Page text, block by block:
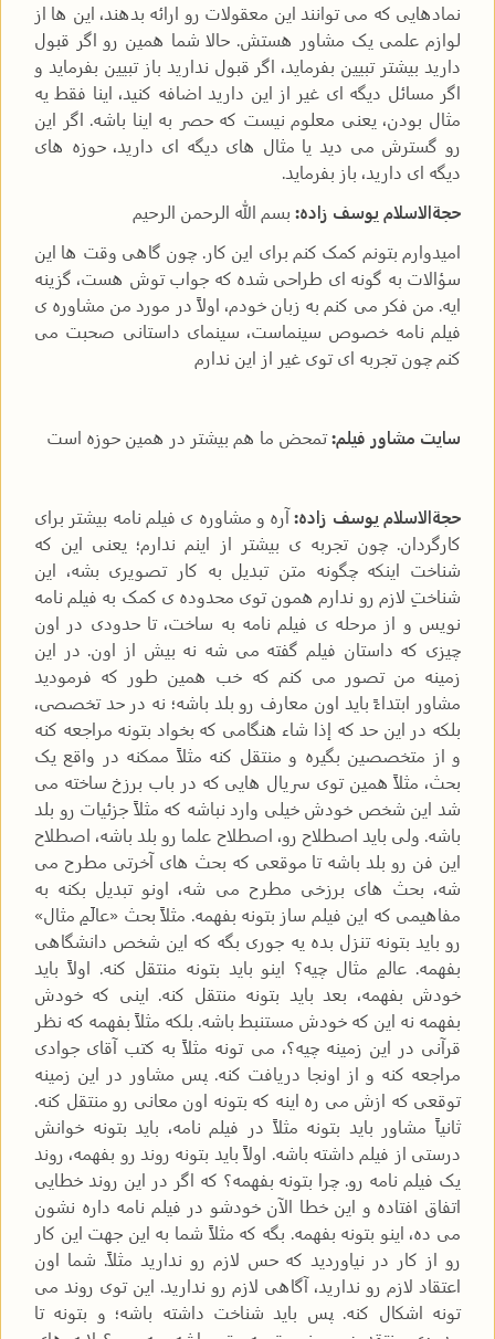
نمادهایی که می توانند این معقولات رو ارائه بدهند، این ها از
لوازم علمی یک مشاور هستش. حالا شما همین رو اگر قبول
دارید بیشتر تبیین بفرماید، اگر قبول ندارید باز تبیین بفرماید و
اگر مسائل دیگه ای غیر از این دارید اضافه کنید، اینا فقط یه
مثال بودن، یعنی معلوم نیست که حصر به اینا باشه. اگر این
رو گسترش می دید یا مثال های دیگه ای دارید، حوزه های
دیگه ای دارید، باز بفرماید.
حجةالاسلام یوسف زاده: بسم الله الرحمن الرحیم
امیدوارم بتونم کمک کنم برای این کار. چون گاهی وقت ها این
سؤالات به گونه ای طراحی شده که جواب توش هست، گزینه
ایه. من فکر می کنم به زبان خودم، اولاً در مورد من مشاوره ی
فیلم نامه خصوص سینماست، سینمای داستانی صحبت می
کنم چون تجربه ای توی غیر از این ندارم
سایت مشاور فیلم:تمحض ما هم بیشتر در همین حوزه است
حجةالاسلام یوسف زاده:آره و مشاوره ی فیلم نامه بیشتر برای
کارگردان. چون تجربه ی بیشتر از اینم ندارم؛ یعنی این که
شناخت اینکه چگونه متن تبدیل به کار تصویری بشه، این
شناختِ لازم رو ندارم همون توی محدوده ی کمک به فیلم نامه
نویس و از مرحله ی فیلم نامه به ساخت، تا حدودی در اون
چیزی که داستان فیلم گفته می شه نه بیش از اون. در این
زمینه من تصور می کنم که خب همین طور که فرمودید
مشاور ابتداءً باید اون معارف رو بلد باشه؛ نه در حد تخصصی،
بلکه در این حد که إذا شاء هنگامی که بخواد بتونه مراجعه کنه
و از متخصصین بگیره و منتقل کنه مثلاً ممکنه در واقع یک
بحث، مثلاً همین توی سریال هایی که در باب برزخ ساخته می
شد این شخص خودش خیلی وارد نباشه که مثلاً جزئیات رو بلد
باشه. ولی باید اصطلاح رو، اصطلاح علما رو بلد باشه، اصطلاح
این فن رو بلد باشه تا موقعی که بحث های آخرتی مطرح می
شه، بحث های برزخی مطرح می شه، اونو تبدیل بکنه به
مفاهیمی که این فیلم ساز بتونه بفهمه. مثلاً بحث «عالَمِ مثال»
رو باید بتونه تنزل بده یه جوری بگه که این شخص دانشگاهی
بفهمه. عالمِ مثال چیه؟ اینو باید بتونه منتقل کنه. اولاً باید
خودش بفهمه، بعد باید بتونه منتقل کنه. اینی که خودش
بفهمه نه این که خودش مستنبط باشه. بلکه مثلاً بفهمه که نظر
قرآنی در این زمینه چیه؟، می تونه مثلاً به کتب آقای جوادی
مراجعه کنه و از اونجا دریافت کنه. پس مشاور در این زمینه
توقعی که ازش می ره اینه که بتونه اون معانی رو منتقل کنه.
ثانیاً مشاور باید بتونه مثلاً در فیلم نامه، باید بتونه خوانش
درستی از فیلم داشته باشه. اولاً باید بتونه روند رو بفهمه، روند
یک فیلم نامه رو. چرا بتونه بفهمه؟ که اگر در این روند خطایی
اتفاق افتاده و این خطا الآن خودشو در فیلم نامه داره نشون
می ده، اینو بتونه بفهمه. بگه که مثلاً شما به این جهت این کار
رو از کار در نیاوردید که حس لازم رو ندارید مثلاً. شما اون
اعتقاد لازم رو ندارید، آگاهی لازم رو ندارید. این توی روند می
تونه اشکال کنه. پس باید شناخت داشته باشه؛ و بتونه تا